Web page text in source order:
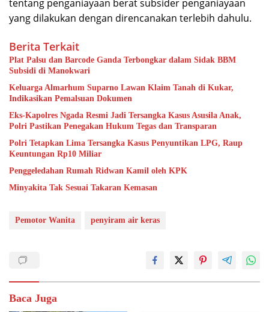
tentang penganiayaan berat subsider penganiayaan
yang dilakukan dengan direncanakan terlebih dahulu.
Berita Terkait
Plat Palsu dan Barcode Ganda Terbongkar dalam Sidak BBM
Subsidi di Manokwari
Keluarga Almarhum Suparno Lawan Klaim Tanah di Kukar,
Indikasikan Pemalsuan Dokumen
Eks-Kapolres Ngada Resmi Jadi Tersangka Kasus Asusila Anak,
Polri Pastikan Penegakan Hukum Tegas dan Transparan
Polri Tetapkan Lima Tersangka Kasus Penyuntikan LPG, Raup
Keuntungan Rp10 Miliar
Penggeledahan Rumah Ridwan Kamil oleh KPK
Minyakita Tak Sesuai Takaran Kemasan
Pemotor Wanita penyiram air keras
Baca Juga